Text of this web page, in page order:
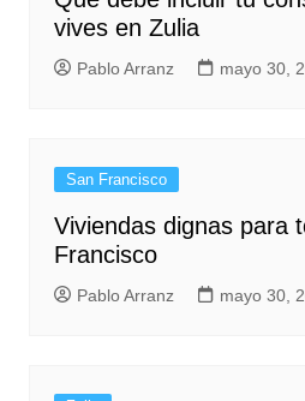
vives en Zulia
Pablo Arranz mayo 30,
San Francisco
Viviendas dignas para
Francisco
Pablo Arranz mayo 30,